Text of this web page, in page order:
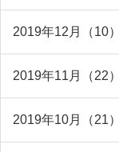
2019年12月（10）
2019年11月（22）
2019年10月（21）